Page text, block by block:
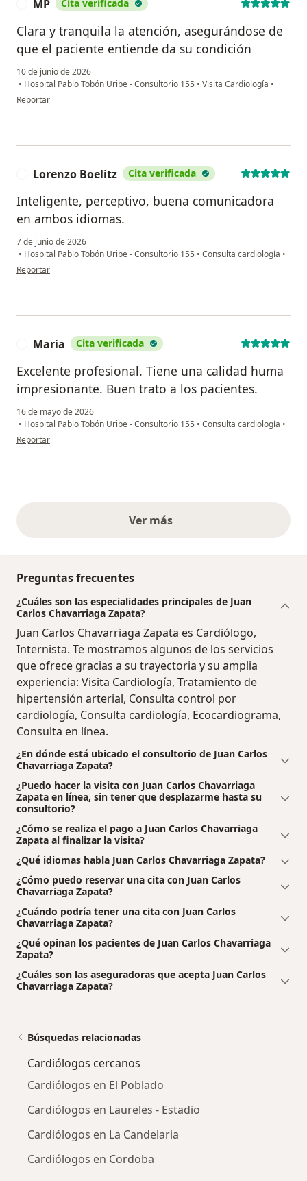
MP Cita verificada
Clara y tranquila la atención, asegurándose de
que el paciente entiende da su condición
10 de junio de 2026
• Hospital Pablo Tobón Uribe - Consultorio 155 • Visita Cardiología •
en opinión del usuario MP
Reportar
Lorenzo Boelitz Cita verificada
Inteligente, perceptivo, buena comunicadora
en ambos idiomas.
7 de junio de 2026
• Hospital Pablo Tobón Uribe - Consultorio 155 • Consulta cardiología •
en opinión del usuario Lorenzo Boelitz
Reportar
Maria Cita verificada
Excelente profesional. Tiene una calidad huma
impresionante. Buen trato a los pacientes.
16 de mayo de 2026
• Hospital Pablo Tobón Uribe - Consultorio 155 • Consulta cardiología •
en opinión del usuario Maria
Reportar
Ver másopiniones anteriores
Preguntas frecuentes
¿Cuáles son las especialidades principales de Juan
Carlos Chavarriaga Zapata?
Juan Carlos Chavarriaga Zapata es Cardiólogo,
Internista. Te mostramos algunos de los servicios
que ofrece gracias a su trayectoria y su amplia
experiencia: Visita Cardiología, Tratamiento de
hipertensión arterial, Consulta control por
cardiología, Consulta cardiología, Ecocardiograma,
Consulta en línea.
¿En dónde está ubicado el consultorio de Juan Carlos
Chavarriaga Zapata?
¿Puedo hacer la visita con Juan Carlos Chavarriaga
Zapata en línea, sin tener que desplazarme hasta su
consultorio?
¿Cómo se realiza el pago a Juan Carlos Chavarriaga
Zapata al finalizar la visita?
¿Qué idiomas habla Juan Carlos Chavarriaga Zapata?
¿Cómo puedo reservar una cita con Juan Carlos
Chavarriaga Zapata?
¿Cuándo podría tener una cita con Juan Carlos
Chavarriaga Zapata?
¿Qué opinan los pacientes de Juan Carlos Chavarriaga
Zapata?
¿Cuáles son las aseguradoras que acepta Juan Carlos
Chavarriaga Zapata?
Búsquedas relacionadas
Cardiólogos cercanos
Cardiólogos en El Poblado
Cardiólogos en Laureles - Estadio
Cardiólogos en La Candelaria
Cardiólogos en Cordoba